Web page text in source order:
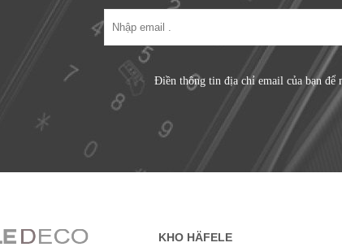
Điền thông tin địa chỉ email của bạn để
KHO HÄFELE